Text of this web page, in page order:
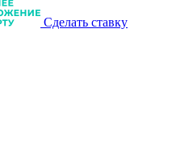
Сделать ставку